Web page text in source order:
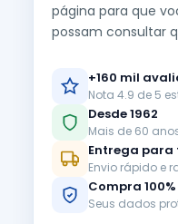
página para que
possam consultar
+160 mil
Nota 4.9 de 5
Desde 1962
Mais de 60
Entrega para
Envio rápido e
Compra
Seus dados